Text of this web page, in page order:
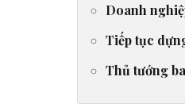
Doanh
Tiếp tục
Thủ tướng